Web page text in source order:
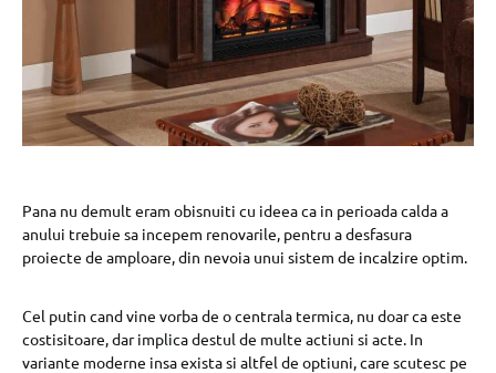
Pana nu demult eram obisnuiti cu ideea ca in perioada calda a
anului trebuie sa incepem renovarile, pentru a desfasura
proiecte de amploare, din nevoia unui sistem de incalzire optim.
Cel putin cand vine vorba de o centrala termica, nu doar ca este
costisitoare, dar implica destul de multe actiuni si acte. In
variante moderne insa exista si altfel de optiuni, care scutesc pe